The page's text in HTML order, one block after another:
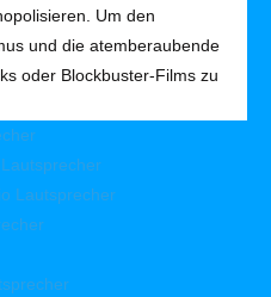
Um den
und die atemberaubende
oder Blockbuster-Films zu
Lautsprecher